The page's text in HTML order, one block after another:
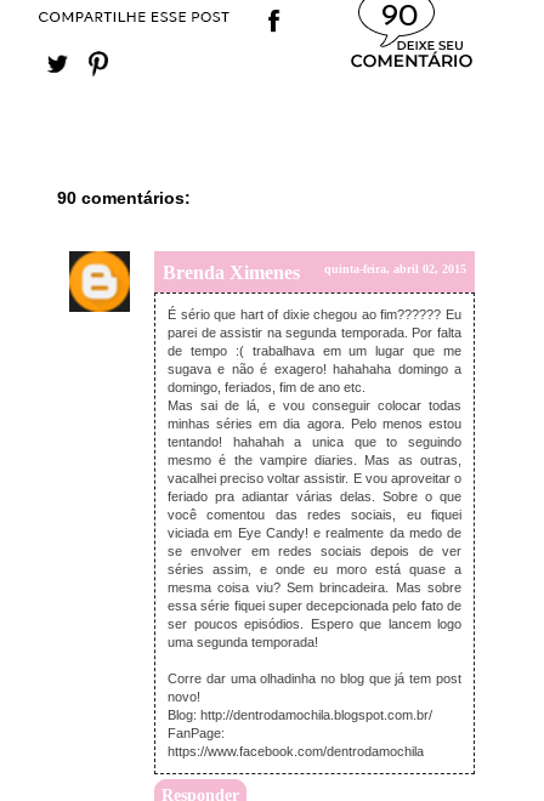
90
90 comentários:
Brenda Ximenes quinta-feira, abril 02, 2015
É sério que hart of dixie chegou ao fim?????? Eu
parei de assistir na segunda temporada. Por falta
de tempo :( trabalhava em um lugar que me
sugava e não é exagero! hahahaha domingo a
domingo, feriados, fim de ano etc.
Mas sai de lá, e vou conseguir colocar todas
minhas séries em dia agora. Pelo menos estou
tentando! hahahah a unica que to seguindo
mesmo é the vampire diaries. Mas as outras,
vacalhei preciso voltar assistir. E vou aproveitar o
feriado pra adiantar várias delas. Sobre o que
você comentou das redes sociais, eu fiquei
viciada em Eye Candy! e realmente da medo de
se envolver em redes sociais depois de ver
séries assim, e onde eu moro está quase a
mesma coisa viu? Sem brincadeira. Mas sobre
essa série fiquei super decepcionada pelo fato de
ser poucos episódios. Espero que lancem logo
uma segunda temporada!
Corre dar uma olhadinha no blog que já tem post
novo!
Blog: http://dentrodamochila.blogspot.com.br/
FanPage:
https://www.facebook.com/dentrodamochila
Responder